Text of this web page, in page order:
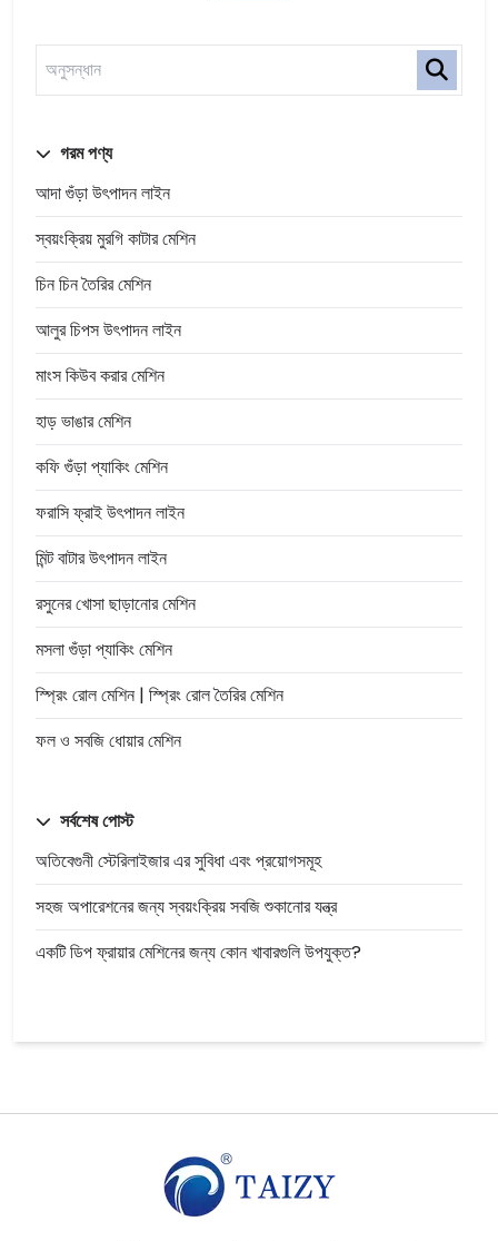
গরম পণ্য
আদা গুঁড়া উৎপাদন লাইন
স্বয়ংক্রিয় মুরগি কাটার মেশিন
চিন চিন তৈরির মেশিন
আলুর চিপস উৎপাদন লাইন
মাংস কিউব করার মেশিন
হাড় ভাঙার মেশিন
কফি গুঁড়া প্যাকিং মেশিন
ফরাসি ফ্রাই উৎপাদন লাইন
মিন্ট বাটার উৎপাদন লাইন
রসুনের খোসা ছাড়ানোর মেশিন
মসলা গুঁড়া প্যাকিং মেশিন
স্প্রিং রোল মেশিন | স্প্রিং রোল তৈরির মেশিন
ফল ও সবজি ধোয়ার মেশিন
সর্বশেষ পোস্ট
অতিবেগুনী স্টেরিলাইজার এর সুবিধা এবং প্রয়োগসমূহ
সহজ অপারেশনের জন্য স্বয়ংক্রিয় সবজি শুকানোর যন্ত্র
একটি ডিপ ফ্রায়ার মেশিনের জন্য কোন খাবারগুলি উপযুক্ত?